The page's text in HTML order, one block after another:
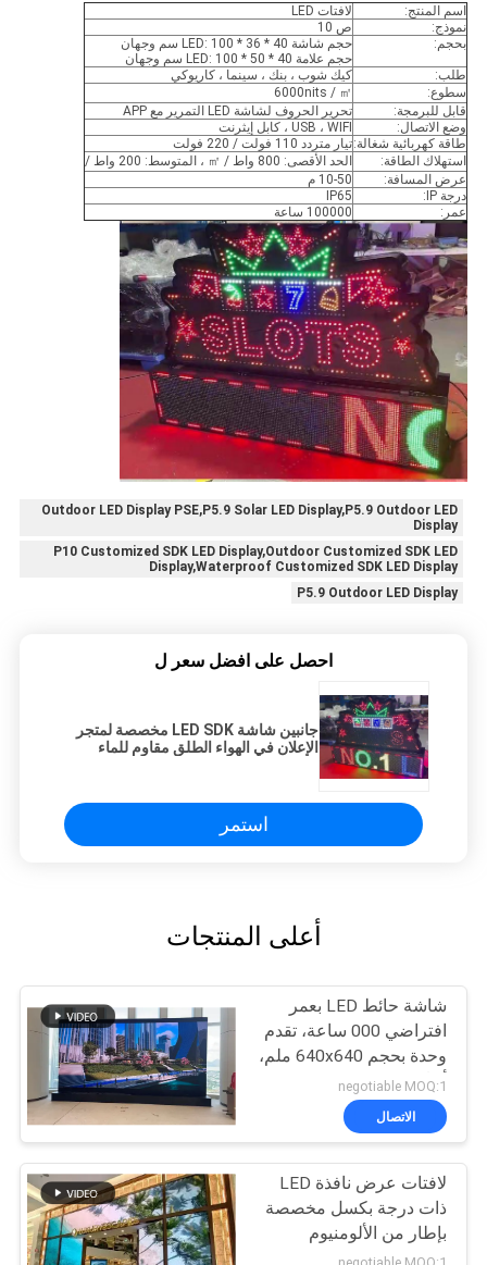
اسم المنتج:
لافتات LED
نموذج:
ص 10
بحجم:
حجم شاشة LED: 100 * 36 * 40 سم وجهان
حجم علامة LED: 100 * 50 * 40 سم وجهان
طلب:
كيك شوب ، بنك ، سينما ، كاريوكي
سطوع:
6000nits / ㎡
قابل للبرمجة:
تحرير الحروف لشاشة LED التمرير مع APP
وضع الاتصال:
USB ، WIFI ، كابل إيثرنت
طاقة كهربائية شغالة:تيار متردد 110 فولت / 220 فولت
استهلاك الطاقة:
الحد الأقصى: 800 واط / ㎡ ، المتوسط: 200 واط /
عرض المسافة:
10-50 م
درجة IP:
IP65
عمر:
100000 ساعة
Outdoor LED Display PSE,P5.9 Solar LED Display,P5.9 Outdoor LED
Display
P10 Customized SDK LED Display,Outdoor Customized SDK LED
Display,Waterproof Customized SDK LED Display
P5.9 Outdoor LED Display
احصل على افضل سعر ل
جانبين شاشة LED SDK مخصصة لمتجر
الإعلان في الهواء الطلق مقاوم للماء
استمر
أعلى المنتجات
شاشة حائط LED بعمر
افتراضي 000 ساعة، تقدم
وحدة بحجم 640x640 ملم،
أداءً للملاعب وقاعات
الحفلات والأماكن العامة
negotiable MOQ:1
الاتصال
لافتات عرض نافذة LED
ذات درجة بكسل مخصصة
بإطار من الألومنيوم
بتصميم سلس، حلول